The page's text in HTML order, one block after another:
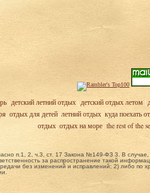
| детский летний отдых| детский отдых летом|
, отдых для детей, летний отдых, куда поехать
отдых, отдых на море, the rest of the
п.1, 2, ч.3, ст. 17 Закона №149-ФЗ 3. В
за распространение такой
без изменений и исправлений; 2) либо